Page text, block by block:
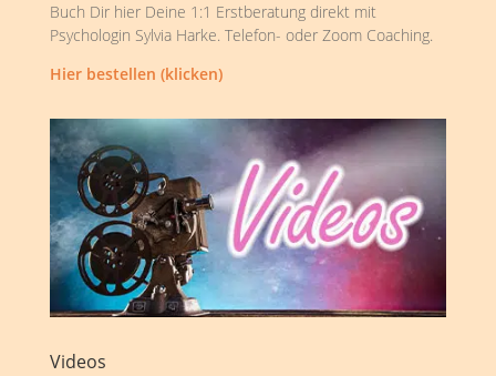
Buch Dir hier Deine 1:1 Erstberatung direkt mit
Psychologin Sylvia Harke. Telefon- oder Zoom Coaching.
Hier bestellen (klicken)
Videos